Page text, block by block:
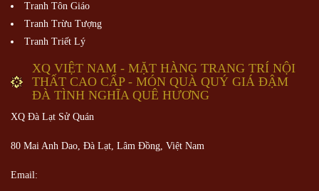
Tranh Tôn Giáo
Tranh Trừu Tượng
Tranh Triết Lý
XQ VIỆT NAM - MẶT HÀNG TRANG TRÍ NỘI
THẤT CAO CẤP - MÓN QUÀ QUÝ GIÁ ĐẬM
ĐÀ TÌNH NGHĨA QUÊ HƯƠNG
XQ Đà Lạt Sử Quán
80 Mai Anh Dao, Đà Lạt, Lâm Đồng, Việt Nam
Email: